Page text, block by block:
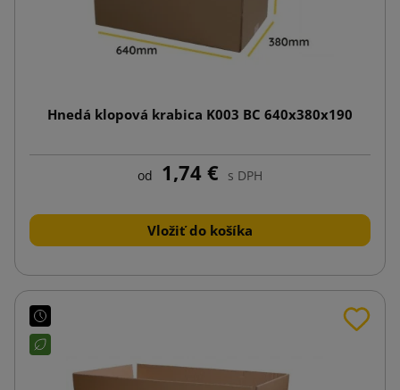
Hnedá klopová krabica K003 BC 640x380x190
od 1,74 € s DPH
Vložiť do košíka